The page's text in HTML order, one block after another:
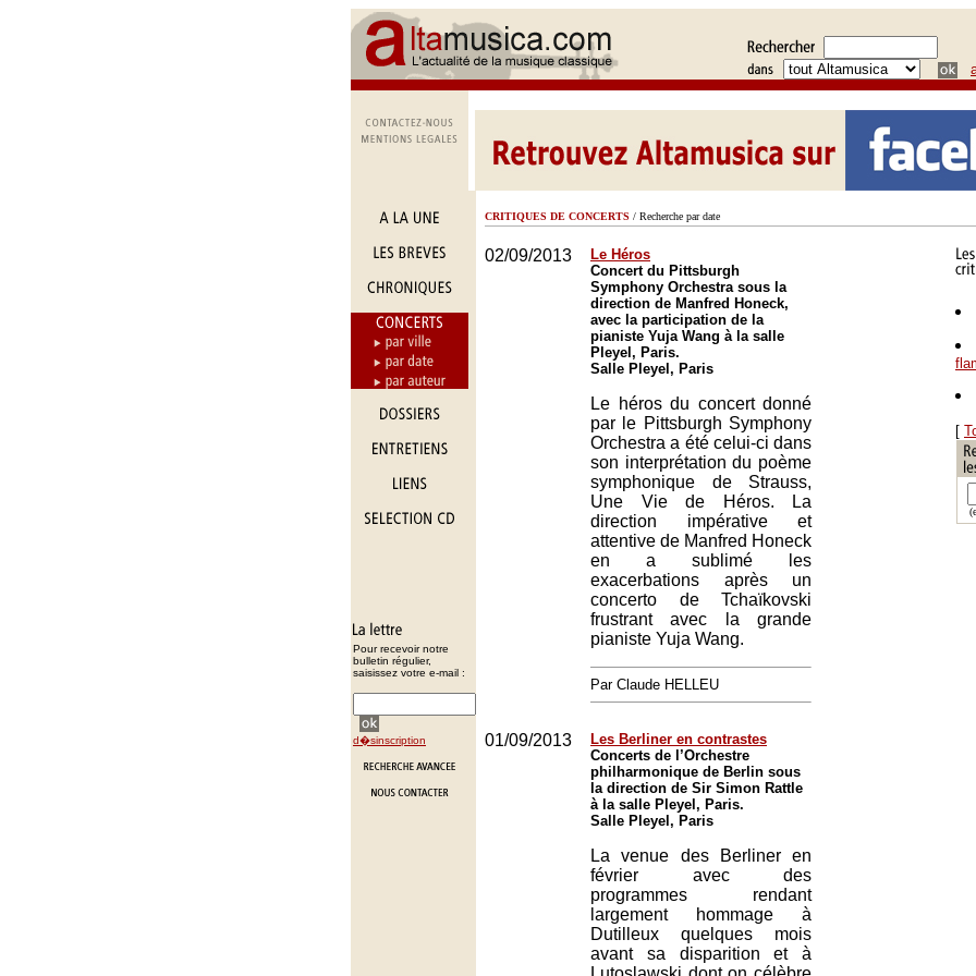
Pour recevoir notre
bulletin régulier,
saisissez votre e-mail :
d�sinscription
CRITIQUES DE CONCERTS / Recherche par date
02/09/2013
Le Héros
Concert du Pittsburgh
Symphony Orchestra sous la
direction de Manfred Honeck,
avec la participation de la
pianiste Yuja Wang à la salle
Pleyel, Paris.
Salle Pleyel, Paris
Le héros du concert donné
par le Pittsburgh Symphony
Orchestra a été celui-ci dans
son interprétation du poème
symphonique de Strauss,
Une Vie de Héros. La
direction impérative et
attentive de Manfred Honeck
en a sublimé les
exacerbations après un
concerto de Tchaïkovski
frustrant avec la grande
pianiste Yuja Wang.
Par Claude HELLEU
01/09/2013
Les Berliner en contrastes
Concerts de l’Orchestre
philharmonique de Berlin sous
la direction de Sir Simon Rattle
à la salle Pleyel, Paris.
Salle Pleyel, Paris
La venue des Berliner en
février avec des
programmes rendant
largement hommage à
Dutilleux quelques mois
avant sa disparition et à
[